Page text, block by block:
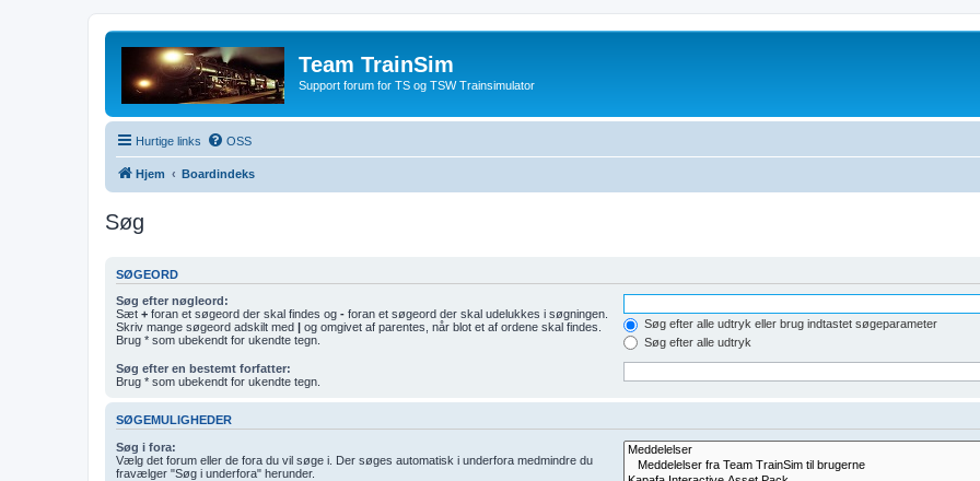
Team TrainSim
Support forum for TS og TSW Trainsimulator
Hurtige links OSS
Hjem Boardindeks
Søg
SØGEORD
Søg efter nøgleord:
Sæt + foran et søgeord der skal findes og - foran et søgeord der skal udelukkes i søgningen.
Skriv mange søgeord adskilt med | og omgivet af parentes, når blot et af ordene skal findes.
Brug * som ubekendt for ukendte tegn.
Søg efter alle udtryk eller brug indtastet søgeparameter
Søg efter alle udtryk
Søg efter en bestemt forfatter:
Brug * som ubekendt for ukendte tegn.
SØGEMULIGHEDER
Søg i fora:
Vælg det forum eller de fora du vil søge i. Der søges automatisk i underfora medmindre du
fravælger "Søg i underfora" herunder.